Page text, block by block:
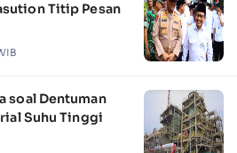
Titip Pesan
soal Dentuman
Suhu Tinggi